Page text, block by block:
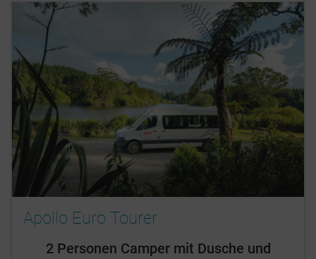
Apollo Euro Tourer
2 Personen Camper mit Dusche und